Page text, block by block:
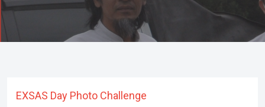
EXSAS Day Photo Challenge